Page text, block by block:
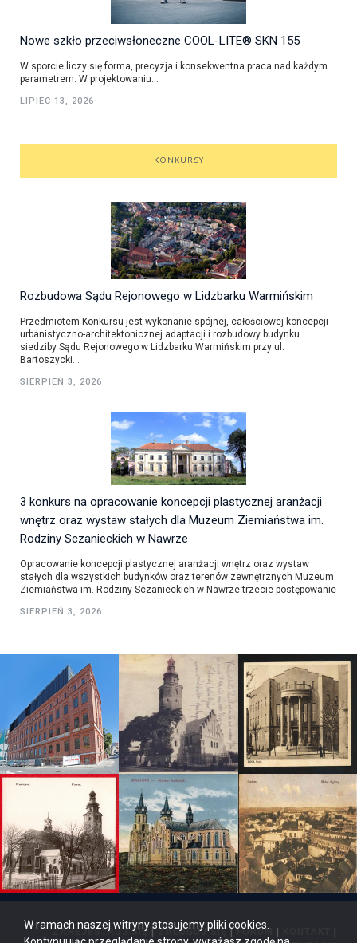
Nowe szkło przeciwsłoneczne COOL-LITE® SKN 155
W sporcie liczy się forma, precyzja i konsekwentna praca nad każdym
parametrem. W projektowaniu...
LIPIEC 13, 2026
KONKURSY
Rozbudowa Sądu Rejonowego w Lidzbarku Warmińskim
Przedmiotem Konkursu jest wykonanie spójnej, całościowej koncepcji
urbanistyczno-architektonicznej adaptacji i rozbudowy budynku
siedziby Sądu Rejonowego w Lidzbarku Warmińskim przy ul.
Bartoszycki...
SIERPIEŃ 3, 2026
3 konkurs na opracowanie koncepcji plastycznej aranżacji
wnętrz oraz wystaw stałych dla Muzeum Ziemiaństwa im.
Rodziny Sczanieckich w Nawrze
Opracowanie koncepcji plastycznej aranżacji wnętrz oraz wystaw
stałych dla wszystkich budynków oraz terenów zewnętrznych Muzeum
Ziemiaństwa im. Rodziny Sczanieckich w Nawrze trzecie postępowanie
SIERPIEŃ 3, 2026
ZAREJESTRUJ SIĘ |ZALOGUJ SIĘ |FORUM |
|
W ramach naszej witryny stosujemy pliki cookies.